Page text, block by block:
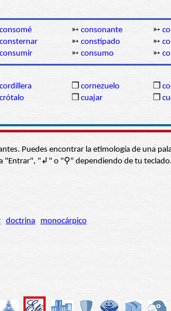
consomé ➳ consonante ➳
consternar ➳ constipado ➳
consumir ➳ consumo ➳
cordillera ❒ cornezuelo ❒
crótalo ❒ cuajar ❒
Puedes encontrar la etimología de una
"Entrar", "↲" o "⚲" dependiendo de tu
doctrina monocárpico